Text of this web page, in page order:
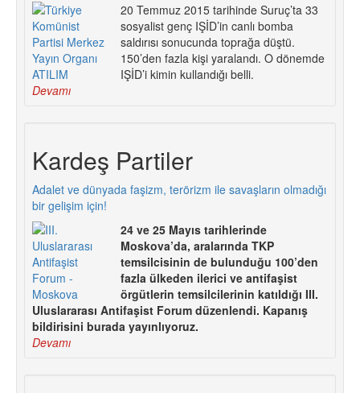
20 Temmuz 2015 tarihinde Suruç’ta 33
sosyalist genç IŞİD’in canlı bomba
saldırısı sonucunda toprağa düştü.
150’den fazla kişi yaralandı. O dönemde
IŞİD’i kimin kullandığı belli.
Devamı
Kardeş Partiler
Adalet ve dünyada faşizm, terörizm ile savaşların olmadığı
bir gelişim için!
24 ve 25 Mayıs tarihlerinde
Moskova’da, aralarında TKP
temsilcisinin de bulunduğu 100’den
fazla ülkeden ilerici ve antifaşist
örgütlerin temsilcilerinin katıldığı III.
Uluslararası Antifaşist Forum düzenlendi. Kapanış
bildirisini burada yayınlıyoruz.
Devamı